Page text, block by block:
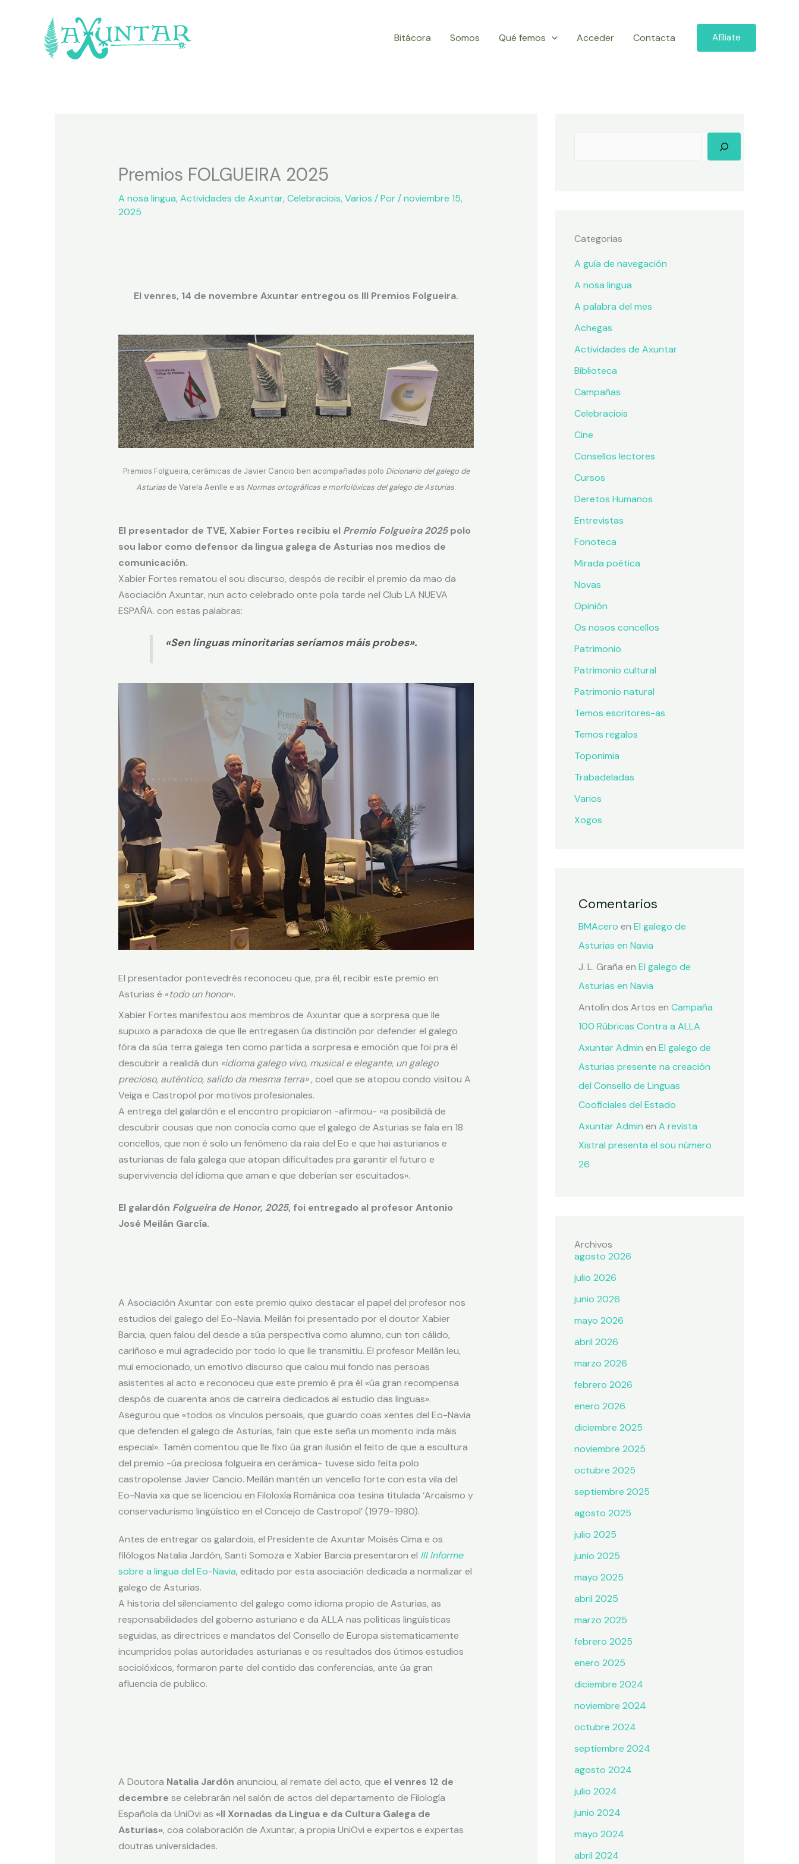
Bitácora Somos Qué femos Acceder Contacta Afíliate
Premios FOLGUEIRA 2025
A nosa lingua,Actividades de Axuntar,Celebraciois,Varios / Por/noviembre 15,
2025
El venres, 14 de novembre Axuntar entregou os III Premios Folgueira.
Premios Folgueira, cerámicas de Javier Cancio ben acompañadas polo Dicionario del galego de
Asturias de Varela Aenlle e as Normas ortográficas e morfolóxicas del galego de Asturias.
El presentador de TVE, Xabier Fortes recibiu el Premio Folgueira 2025polo
sou labor como defensor da lingua galega de Asturias nos medios de
comunicación.
Xabier Fortes rematou el sou discurso, despós de recibir el premio da mao da
Asociación Axuntar, nun acto celebrado onte pola tarde nel Club LA NUEVA
ESPAÑA. con estas palabras:
«Sen linguas minoritarias seríamos máis probes».
El presentador pontevedrés reconoceu que, pra él, recibir este premio en
Asturias é «todo un honor«.
Xabier Fortes manifestou aos membros de Axuntar que a sorpresa que lle
supuxo a paradoxa de que lle entregasen úa distinción por defender el galego
fóra da súa terra galega ten como partida a sorpresa e emoción que foi pra él
descubrir a realidá dun «idioma galego vivo, musical e elegante, un galego
precioso, auténtico, salido da mesma terra», coel que se atopou condo visitou A
Veiga e Castropol por motivos profesionales.
A entrega del galardón e el encontro propiciaron -afirmou- «a posibilidá de
descubrir cousas que non conocía como que el galego de Asturias se fala en 18
concellos, que non é solo un fenómeno da raia del Eo e que hai asturianos e
asturianas de fala galega que atopan dificultades pra garantir el futuro e
supervivencia del idioma que aman e que deberían ser escuitados».
El galardón Folgueira de Honor, 2025, foi entregado al profesor Antonio
José Meilán García.
A Asociación Axuntar con este premio quixo destacar el papel del profesor nos
estudios del galego del Eo-Navia. Meilán foi presentado por el doutor Xabier
Barcia, quen falou del desde a súa perspectiva como alumno, cun ton cálido,
cariñoso e mui agradecido por todo lo que lle transmitiu. El profesor Meilán leu,
mui emocionado, un emotivo discurso que calou mui fondo nas persoas
asistentes al acto e reconoceu que este premio é pra él «úa gran recompensa
despós de cuarenta anos de carreira dedicados al estudio das linguas».
Asegurou que «todos os vínculos persoais, que guardo coas xentes del Eo-Navia
que defenden el galego de Asturias, fain que este seña un momento inda máis
especial». Tamén comentou que lle fixo úa gran ilusión el feito de que a escultura
del premio -úa preciosa folgueira en cerámica- tuvese sido feita polo
castropolense Javier Cancio. Meilán mantén un vencello forte con esta vila del
Eo-Navia xa que se licenciou en Filoloxía Románica coa tesina titulada ‘Arcaísmo y
conservadurismo lingüístico en el Concejo de Castropol’ (1979-1980).
Antes de entregar os galardois, el Presidente de Axuntar Moisés Cima e os
filólogos Natalia Jardón, Santi Somoza e Xabier Barcia presentaron el III Informe
sobre a lingua del Eo-Navia, editado por esta asociación dedicada a normalizar el
galego de Asturias.
A historia del silenciamento del galego como idioma propio de Asturias, as
responsabilidades del goberno asturiano e da ALLA nas políticas lingüísticas
seguidas, as directrices e mandatos del Consello de Europa sistematicamente
incumpridos polas autoridades asturianas e os resultados dos útimos estudios
sociolóxicos, formaron parte del contido das conferencias, ante úa gran
afluencia de publico.
A Doutora Natalia Jardón anunciou, al remate del acto, que el venres 12 de
decembre se celebrarán nel salón de actos del departamento de Filología
Española da UniOvi as «II Xornadas da Lingua e da Cultura Galega de
Asturias», coa colaboración de Axuntar, a propia UniOvi e expertos e expertas
doutras universidades.
Categorias
A guía de navegación
A nosa lingua
A palabra del mes
Achegas
Actividades de Axuntar
Biblioteca
Campañas
Celebraciois
Cine
Consellos lectores
Cursos
Deretos Humanos
Entrevistas
Fonoteca
Mirada poética
Novas
Opinión
Os nosos concellos
Patrimonio
Patrimonio cultural
Patrimonio natural
Temos escritores-as
Temos regalos
Toponimia
Trabadeladas
Varios
Xogos
Comentarios
BMAcero enEl galego de
Asturias en Navia
J. L. Graña enEl galego de
Asturias en Navia
Antolín dos Artos enCampaña
100 Rúbricas Contra a ALLA
Axuntar Admin enEl galego de
Asturias presente na creación
del Consello de Linguas
Cooficiales del Estado
Axuntar Admin enA revista
Xistral presenta el sou número
26
Archivos
agosto 2026
julio 2026
junio 2026
mayo 2026
abril 2026
marzo 2026
febrero 2026
enero 2026
diciembre 2025
noviembre 2025
octubre 2025
septiembre 2025
agosto 2025
julio 2025
junio 2025
mayo 2025
abril 2025
marzo 2025
febrero 2025
enero 2025
diciembre 2024
noviembre 2024
octubre 2024
septiembre 2024
agosto 2024
julio 2024
junio 2024
mayo 2024
abril 2024